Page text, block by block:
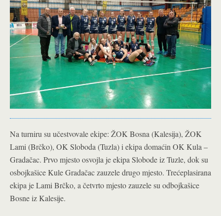
Na turniru su učestvovale ekipe: ŽOK Bosna (Kalesija), ŽOK
Lami (Brčko), OK Sloboda (Tuzla) i ekipa domaćin OK Kula –
Gradačac. Prvo mjesto osvojla je ekipa Slobode iz Tuzle, dok su
osbojkašice Kule Gradačac zauzele drugo mjesto. Trećeplasirana
ekipa je Lami Brčko, a četvrto mjesto zauzele su odbojkašice
Bosne iz Kalesije.